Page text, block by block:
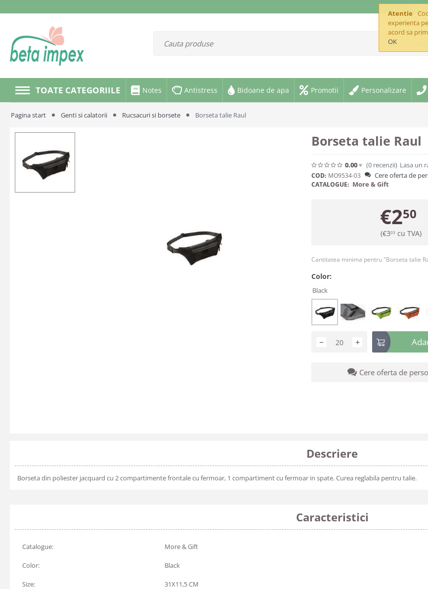
Atentie
experienta
acord sa
OK
TOATE CATEGORIILE Notes Antistress Bidoane de apa Promotii Personalizare
Pagina start Genti si calatorii Rucsacuri si borsete Borseta talie Raul
Borseta talie Raul
0.00 (0 recenzii) Lasa un
COD: MO9534-03 Cere oferta de
CATALOGUE: More & Gift
€250
(€303 cu TVA)
Cantitatea minima pentru "Borseta talie
Color:
Black
+
−
Cere oferta de
Descriere
Borseta din poliester jacquard cu 2 compartimente frontale cu fermoar, 1 compartiment cu fermoar in spate. Curea reglabila pentru talie.
Caracteristici
Catalogue: More & Gift
Color: Black
Size: 31X11,5 CM